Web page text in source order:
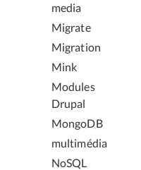
media
Migrate
Migration
Mink
Modules
Drupal
MongoDB
multimédia
NoSQL